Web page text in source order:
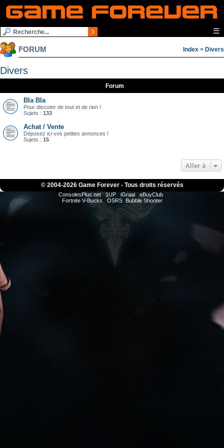
☰
FORUM Index > Divers
Divers
Forum
Bla Bla
Pour discuter de tout et de rien !
Sujets : 133
Achat / Vente
Déposez ici vos petites annonces !
Sujets : 15
Aller à
© 2004-2026 Game Forever - Tous droits réservés
ConsolesPlus.net 1UP iGraal
eBuyClub
Fortnite V-Bucks
OSRS Bubble Shooter